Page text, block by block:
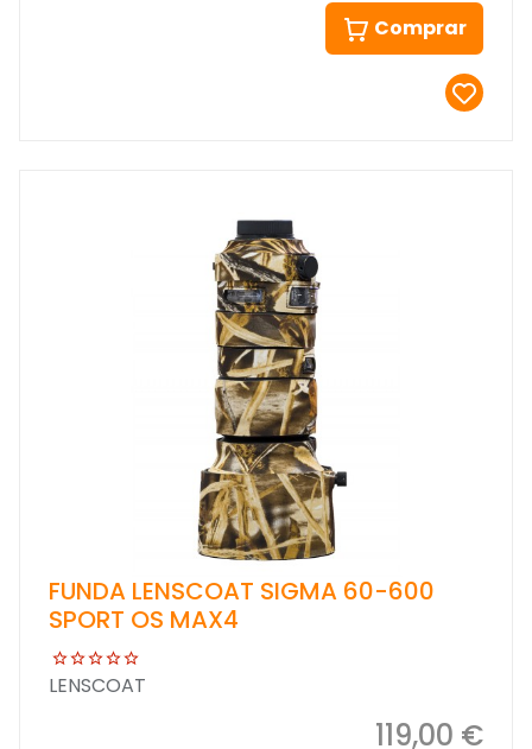
Comprar
FUNDA LENSCOAT SIGMA 60-600
SPORT OS MAX4
LENSCOAT
119,00 €